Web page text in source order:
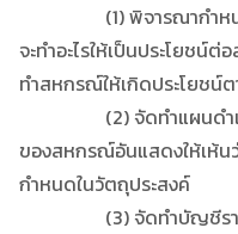
(1) พิจารณากำหนดวั
จะทำอะไรให้เป็นประโยชน์
ทำสหกรณ์ให้เกิดประโยชน์
(2) จัดทำแผนดำเนิน
ของสหกรณ์อันแสดงให้เห้น
กำหนดในวัตถุประสงค์
(3) จัดทำบัญชีรายชื่อ